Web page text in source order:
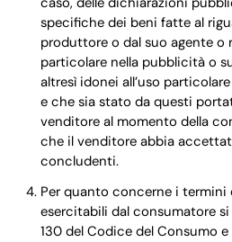
specifiche dei beni fatte al
produttore o dal suo agente o
particolare nella pubblicità o
altresì idonei all’uso
e che sia stato da questi
venditore al momento della
che il venditore abbia
concludenti.
Per quanto concerne i
esercitabili dal consumatore
130 del Codice del Consumo e